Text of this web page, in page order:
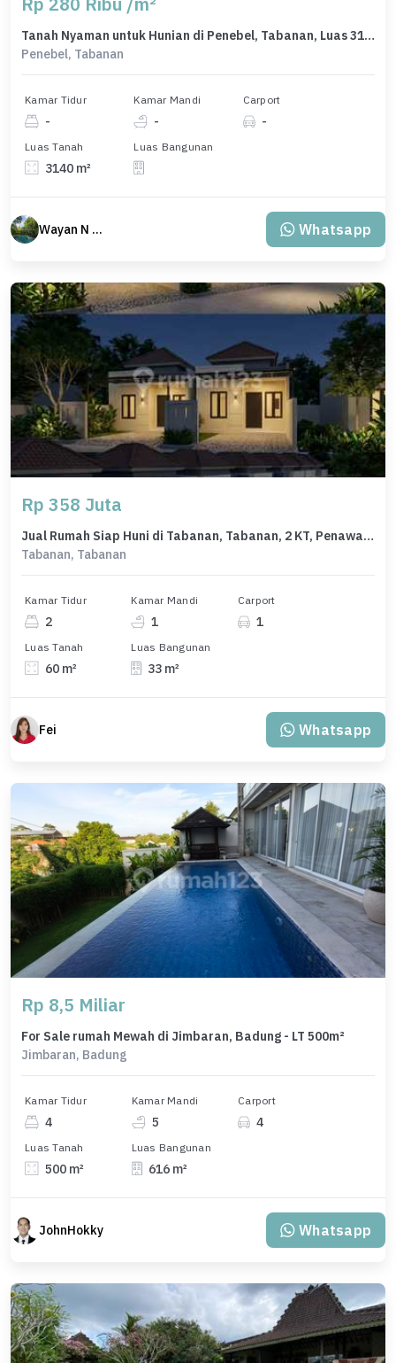
Tanah Nyaman untuk Hunian di Penebel, Tabanan, Luas 3140m²
Penebel, Tabanan
Kamar Tidur
-
Kamar Mandi
-
Carport
-
Luas Tanah
3140 m²
Luas Bangunan
Wayan N Bali Whatsapp
Rp 358 Juta
Jual Rumah Siap Huni di Tabanan, Tabanan, 2 KT, Penawaran Terbaik
Tabanan, Tabanan
Kamar Tidur
2
Kamar Mandi
1
Carport
1
Luas Tanah
60 m²
Luas Bangunan
33 m²
Fei Whatsapp
Rp 8,5 Miliar
For Sale rumah Mewah di Jimbaran, Badung - LT 500m²
Jimbaran, Badung
Kamar Tidur
4
Kamar Mandi
5
Carport
4
Luas Tanah
500 m²
Luas Bangunan
616 m²
JohnHokky Whatsapp